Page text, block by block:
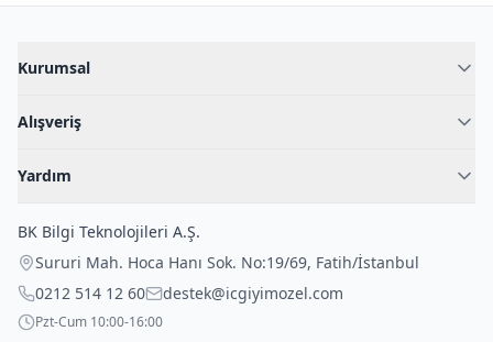
Kurumsal
Blog
İç Giyim Rehberi
Alışveriş
Fantazi İç Giyim
Çocuk İç Giyim
Outlet Fırsatları
Yardım
İade Politikası
Gizli Paketleme
BK Bilgi Teknolojileri A.Ş.
Sururi Mah. Hoca Hanı Sok. No:19/69, Fatih/İstanbul
0212 514 12 60
destek@icgiyimozel.com
Pzt-Cum 10:00-16:00